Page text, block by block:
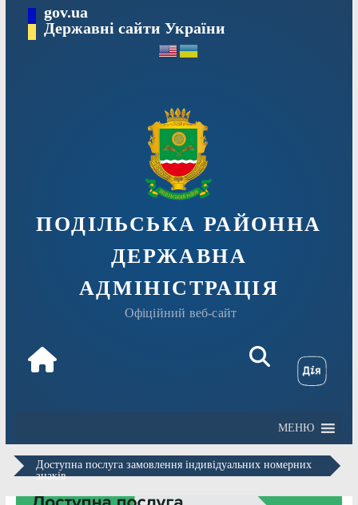
Перейтиgov.ua
Державні сайти України
ПОДІЛЬСЬКА РАЙОННА
ДЕРЖАВНА
АДМІНІСТРАЦІЯ
Офіційний веб-сайт
МЕНЮ
Доступна послуга замовлення індивідуальних номерних
знаків